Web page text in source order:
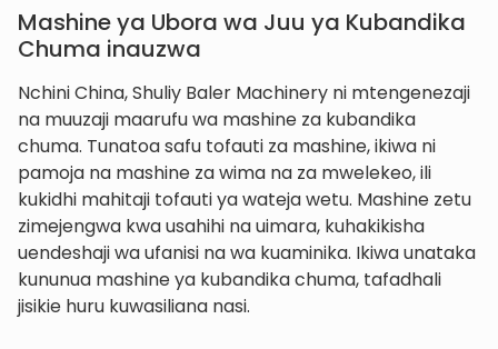
Mashine ya Ubora wa Juu ya Kubandika
Chuma inauzwa
Nchini China, Shuliy Baler Machinery ni mtengenezaji
na muuzaji maarufu wa mashine za kubandika
chuma. Tunatoa safu tofauti za mashine, ikiwa ni
pamoja na mashine za wima na za mwelekeo, ili
kukidhi mahitaji tofauti ya wateja wetu. Mashine zetu
zimejengwa kwa usahihi na uimara, kuhakikisha
uendeshaji wa ufanisi na wa kuaminika. Ikiwa unataka
kununua mashine ya kubandika chuma, tafadhali
jisikie huru kuwasiliana nasi.